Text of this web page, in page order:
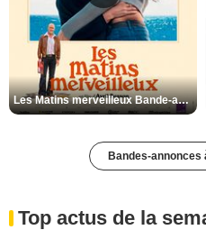
Les Matins merveilleux Bande-annonce VF
Bandes-annonces
Top actus de la